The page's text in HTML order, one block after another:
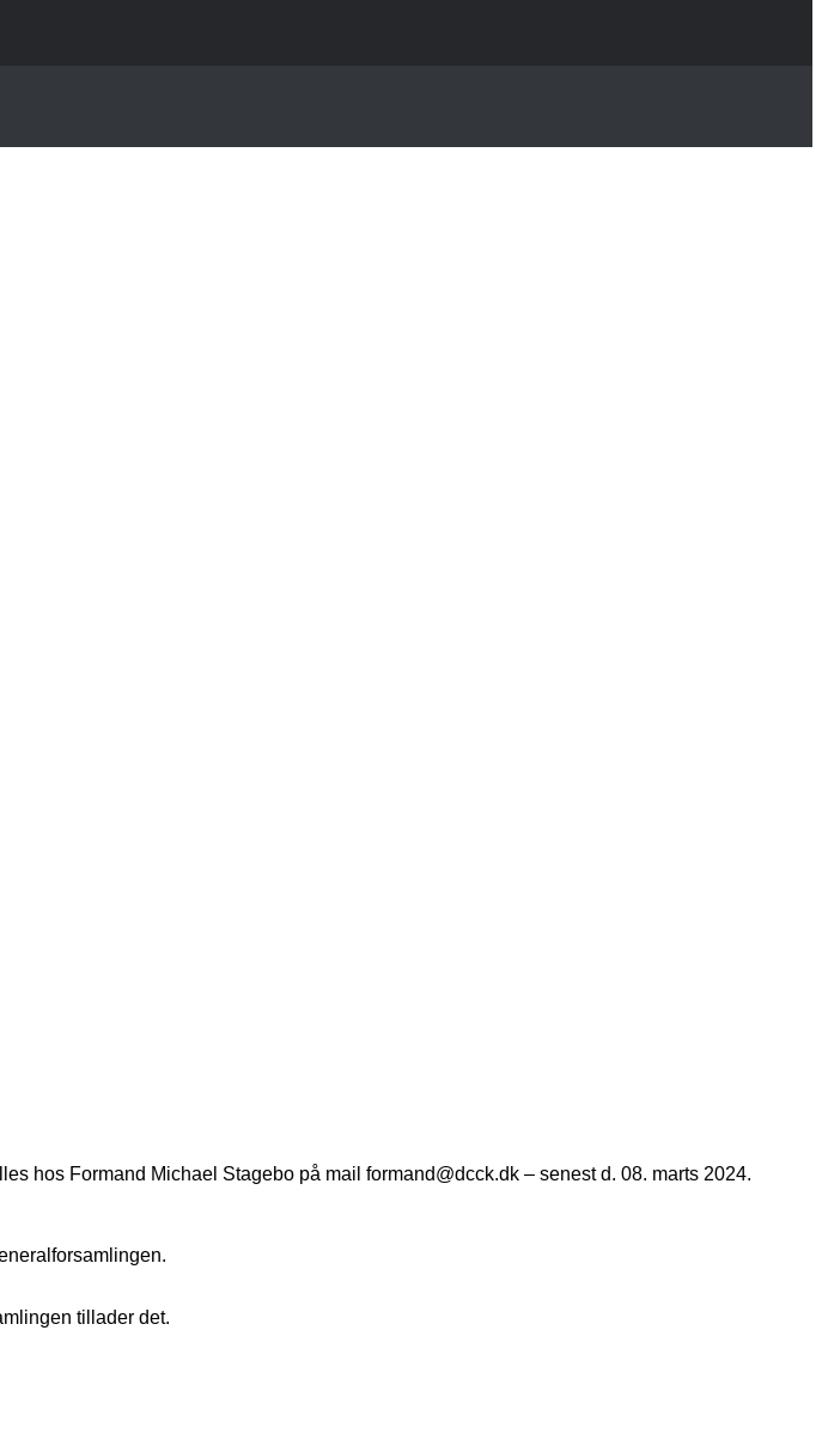
hos Formand Michael Stagebo på mail formand@dcck.dk – senest d. 08. marts 2024.
tillader det.